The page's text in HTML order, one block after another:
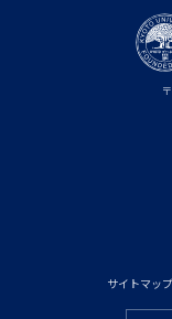
〒
サイトマップ